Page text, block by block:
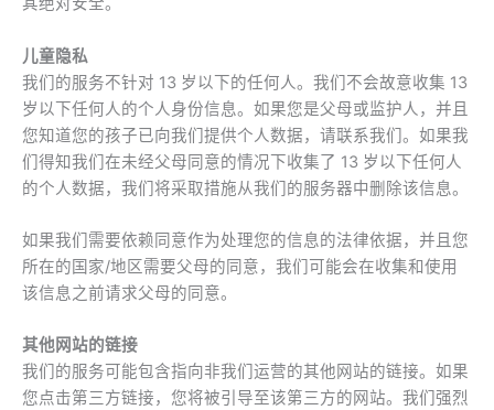
儿童隐私
我们的服务不针对 13 岁以下的任何人。我们不会故意收集 13
岁以下任何人的个人身份信息。如果您是父母或监护人，并且
您知道您的孩子已向我们提供个人数据，请联系我们。如果我
们得知我们在未经父母同意的情况下收集了 13 岁以下任何人
的个人数据，我们将采取措施从我们的服务器中删除该信息。
如果我们需要依赖同意作为处理您的信息的法律依据，并且您
所在的国家/地区需要父母的同意，我们可能会在收集和使用
该信息之前请求父母的同意。
其他网站的链接
我们的服务可能包含指向非我们运营的其他网站的链接。如果
您点击第三方链接，您将被引导至该第三方的网站。我们强烈